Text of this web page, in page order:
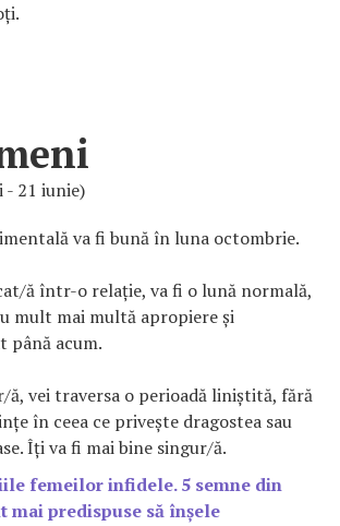
- 21 iunie)
va fi bună în luna octombrie.
ă într-o relație, va fi o lună normală,
mult mai multă apropiere și
până acum.
ă, vei traversa o perioadă liniștită, fără
în ceea ce privește dragostea sau
Îți va fi mai bine singur/ă.
femeilor infidele. 5 semne din
mai predispuse să înșele